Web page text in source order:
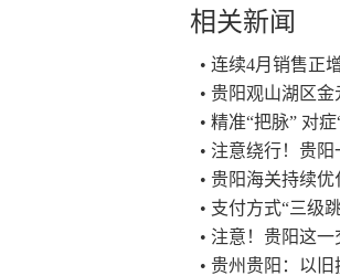
相关新闻
• 连续4月销售正
• 贵阳观山湖区
• 精准“把脉” 对
• 注意绕行！贵
• 贵阳海关持续
• 支付方式“三级
• 注意！贵阳这
• 贵州贵阳：以